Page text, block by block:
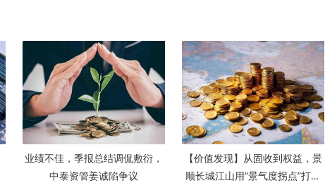
业绩不佳，季报总结调侃敷衍，
中泰资管姜诚陷争议
【价值发现】从固收到权益，景
顺长城江山用“景气度拐点”打造